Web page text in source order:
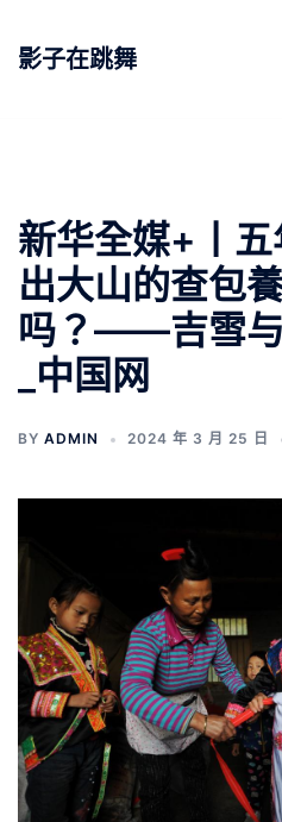
影子在跳舞
新华全媒+丨
出大山的查包
吗？——吉雪
_中国网
BY ADMIN 2024 年 3 月 25 日